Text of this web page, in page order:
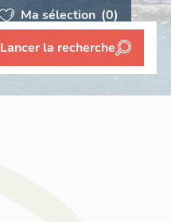
Ma sélection (0)
Lancer la recherche